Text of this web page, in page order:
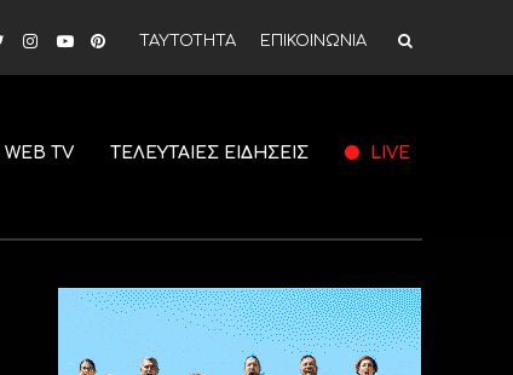
ΤΑΥΤΟΤΗΤΑ ΕΠΙΚΟΙΝΩΝΙΑ
WEB TV ΤΕΛΕΥΤΑΙΕΣ ΕΙΔΗΣΕΙΣ LIVE